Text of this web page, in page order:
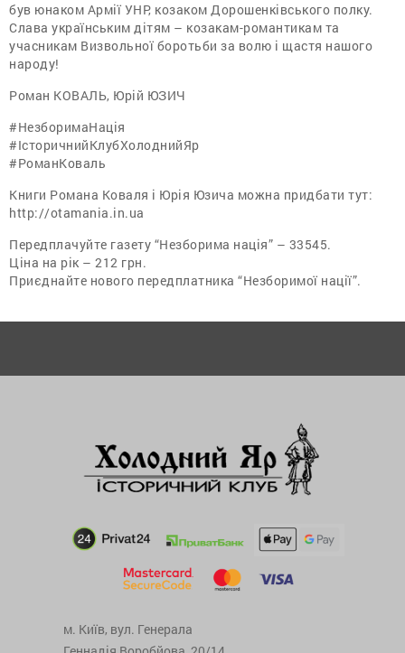
був юнаком Армії УНР, козаком Дорошенківського полку.
Слава українським дітям – козакам-романтикам та
учасникам Визвольної боротьби за волю і щастя нашого
народу!
Роман КОВАЛЬ, Юрій ЮЗИЧ
#НезборимаНація
#ІсторичнийКлубХолоднийЯр
#РоманКоваль
Книги Романа Коваля і Юрія Юзича можна придбати тут:
http://otamania.in.ua
Передплачуйте газету “Незборима нація” – 33545.
Ціна на рік – 212 грн.
Приєднайте нового передплатника “Незборимої нації”.
м. Київ, вул. Генерала